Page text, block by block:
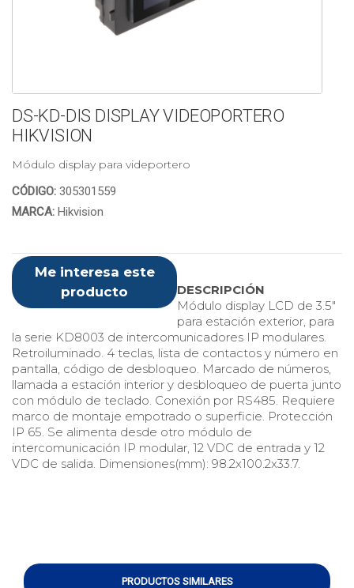
DS-KD-DIS DISPLAY VIDEOPORTERO
HIKVISION
Módulo display para videportero
CÓDIGO: 305301559
MARCA: Hikvision
Me interesa este
producto
DESCRIPCIÓN
Módulo display LCD de 3.5"
para estación exterior, para
la serie KD8003 de intercomunicadores IP modulares.
Retroiluminado. 4 teclas, lista de contactos y número en
pantalla, código de desbloqueo. Marcado de números,
llamada a estación interior y desbloqueo de puerta junto
con módulo de teclado. Conexión por RS485. Requiere
marco de montaje empotrado o superficie. Protección
IP 65. Se alimenta desde otro módulo de
intercomunicación IP modular, 12 VDC de entrada y 12
VDC de salida. Dimensiones(mm): 98.2x100.2x33.7.
PRODUCTOS SIMILARES